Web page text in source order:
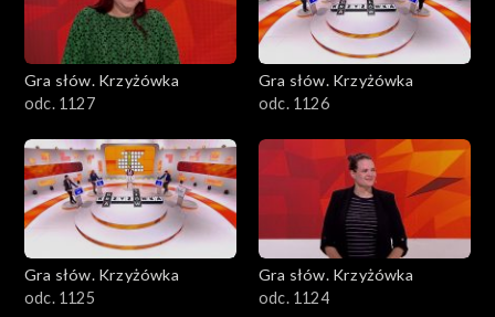
Gra słów. Krzyżówka
odc. 1127
Gra słów. Krzyżówka
odc. 1126
Gra słów. Krzyżówka
odc. 1125
Gra słów. Krzyżówka
odc. 1124